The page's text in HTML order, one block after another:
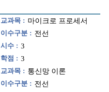
교과목 : 마이크로 프로세서
이수구분 : 전선
시수 : 3
학점 : 3
교과목 : 통신망 이론
이수구분 : 전선